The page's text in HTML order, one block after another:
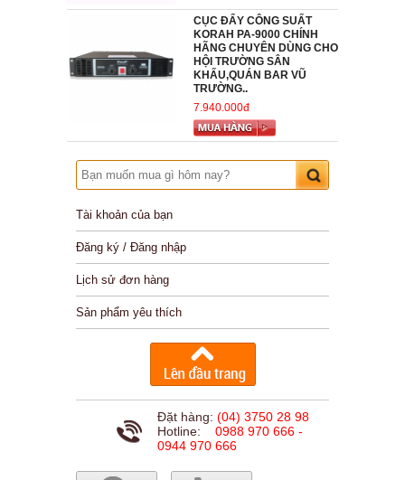
CỤC ĐẨY CÔNG SUẤT
KORAH PA-9000 CHÍNH
HÃNG CHUYÊN DÙNG CHO
HỘI TRƯỜNG SÂN
KHẤU,QUÁN BAR VŨ
TRƯỜNG..
7.940.000đ
Tài khoản của bạn
Đăng ký / Đăng nhập
Lịch sử đơn hàng
Sản phẩm yêu thích
Đặt hàng: (04) 3750 28 98
Hotline: 0988 970 666 -
0944 970 666